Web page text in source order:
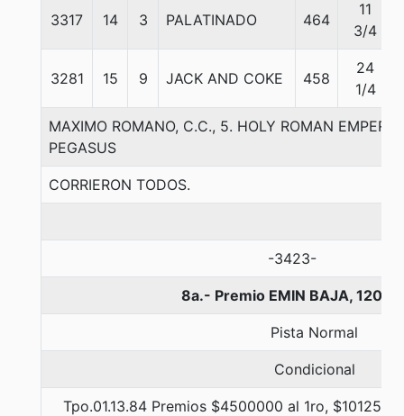
3317 14 3 PALATINADO 464
11
3/4
3281 15 9 JACK AND COKE 458
24
1/4
MAXIMO ROMANO, C.C., 5. HOLY ROMAN
PEGASUS
CORRIERON TODOS.
-3423-
8a.- Premio EMIN BAJA, 1200
Pista Normal
Condicional
Tpo.01.13.84 Premios $4500000 al 1ro,